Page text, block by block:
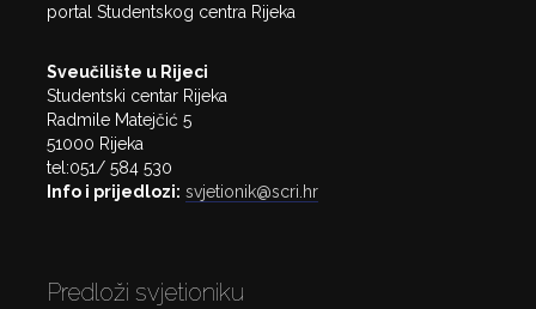
portal Studentskog centra Rijeka
Sveučilište u Rijeci
Studentski centar Rijeka
Radmile Matejčić 5
51000 Rijeka
tel:051/ 584 530
Info i prijedlozi: svjetionik@scri.hr
Predloži svjetioniku